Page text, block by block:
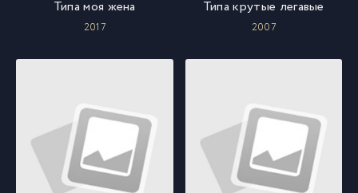
Типа моя жена
2017
Типа крутые легавые
2007